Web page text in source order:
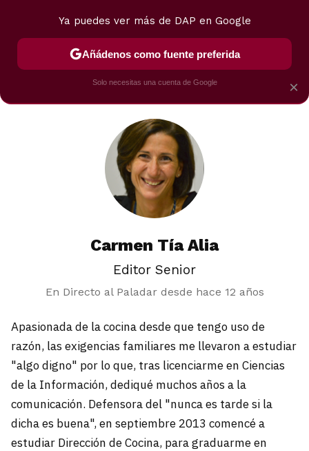
POSTRES VIAJES SELECCIÓN VEGUI
Carmen Tía Alia
Editor Senior
En Directo al Paladar desde hace 12 años
Apasionada de la cocina desde que tengo uso de
razón, las exigencias familiares me llevaron a estudiar
"algo digno" por lo que, tras licenciarme en Ciencias
de la Información, dediqué muchos años a la
comunicación. Defensora del "nunca es tarde si la
dicha es buena", en septiembre 2013 comencé a
estudiar Dirección de Cocina, para graduarme en
×
Ya puedes ver más de DAP en Google
Añádenos como fuente preferida
Solo necesitas una cuenta de Google